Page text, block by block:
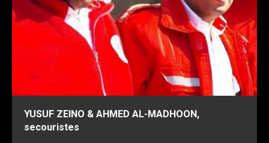
YUSUF ZEINO & AHMED AL-MADHOON,
secouristes